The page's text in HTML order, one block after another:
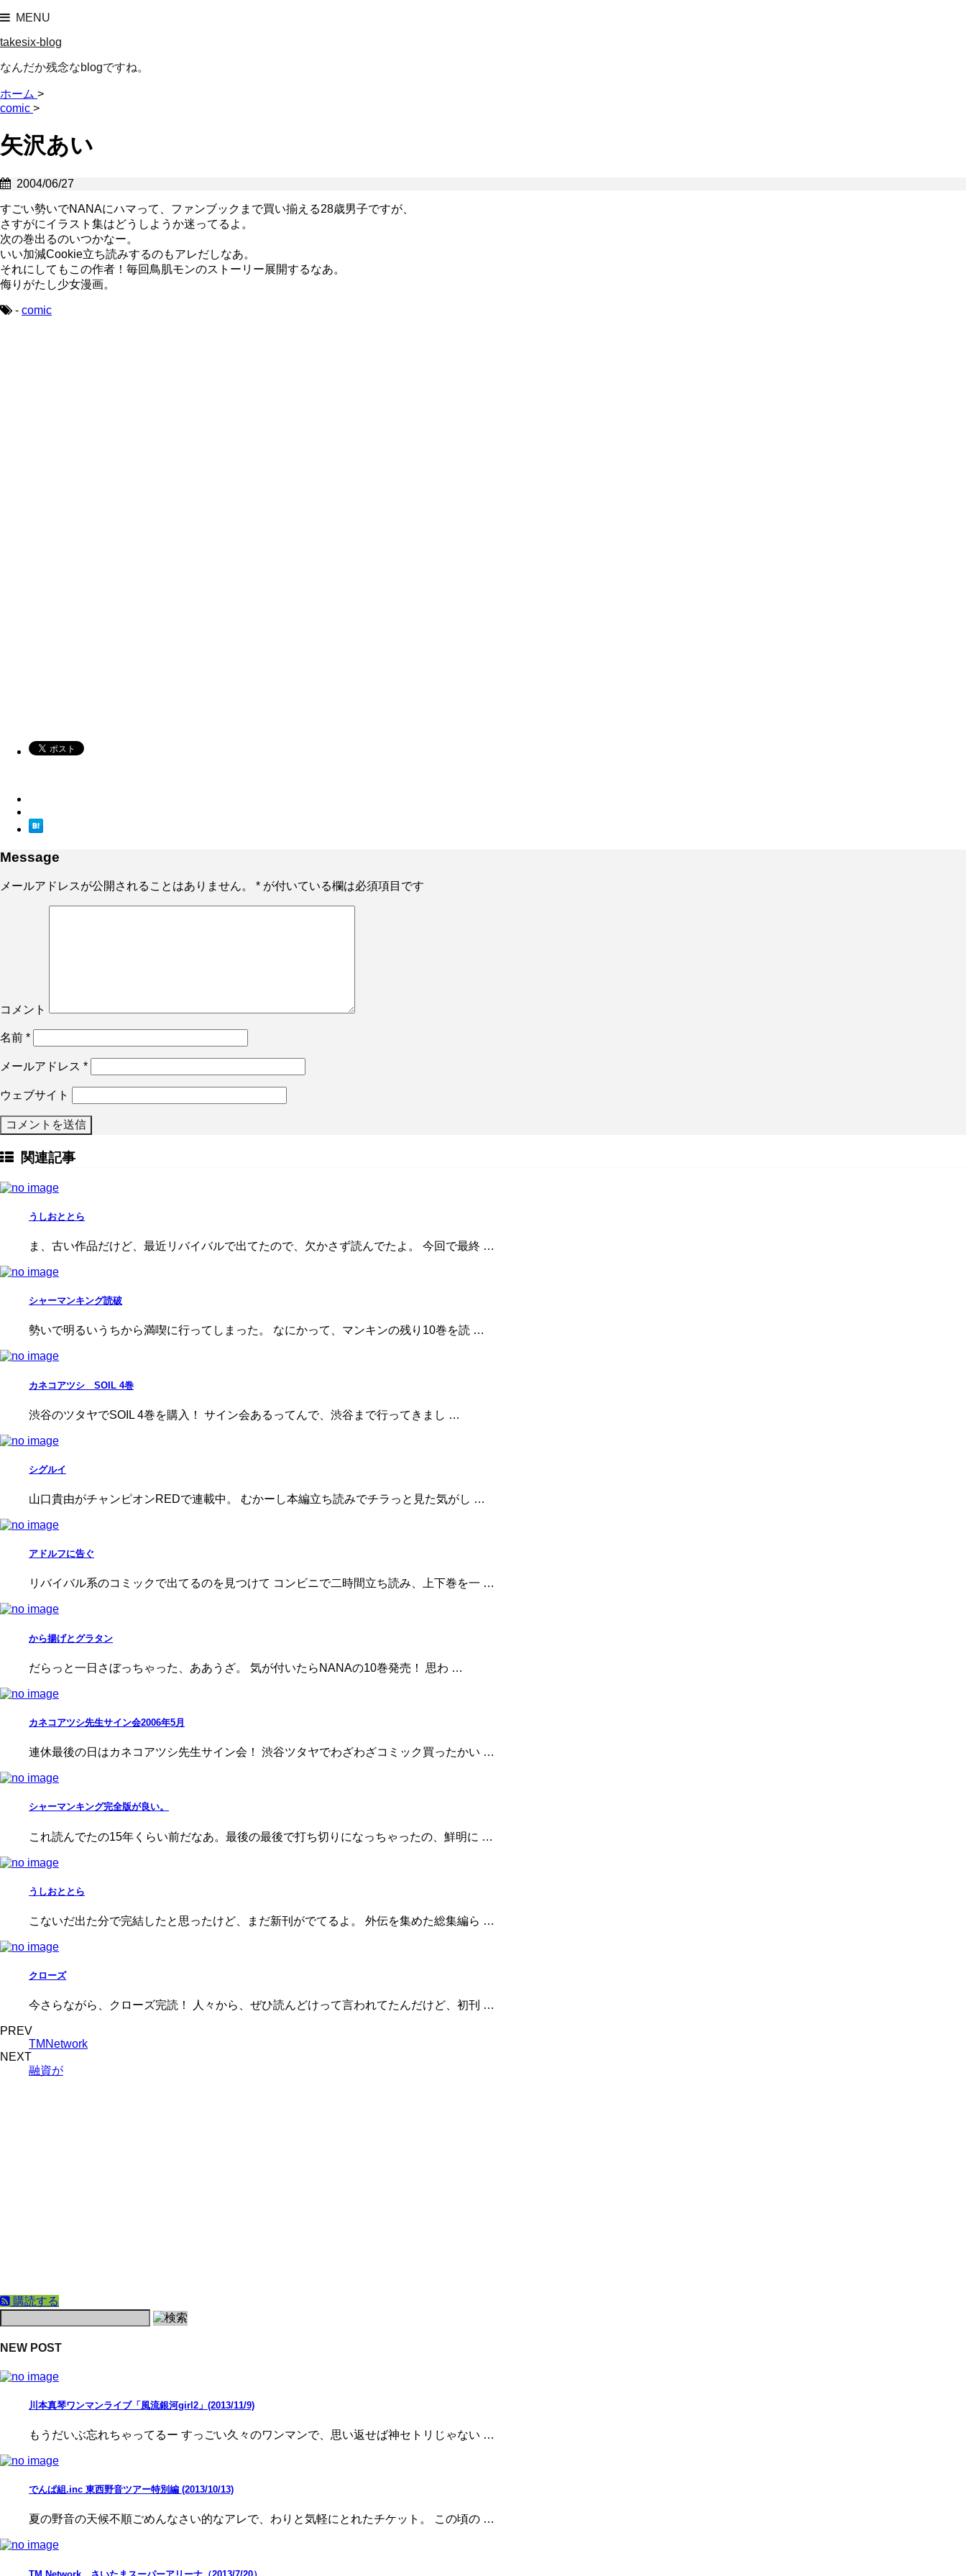
MENU
takesix-blog
なんだか残念なblogですね。
ホーム >
comic >
矢沢あい
2004/06/27
すごい勢いでNANAにハマって、ファンブックまで買い揃える28歳男子ですが、
さすがにイラスト集はどうしようか迷ってるよ。
次の巻出るのいつかなー。
いい加減Cookie立ち読みするのもアレだしなあ。
それにしてもこの作者！毎回鳥肌モンのストーリー展開するなあ。
侮りがたし少女漫画。
- comic
Message
メールアドレスが公開されることはありません。 * が付いている欄は必須項目です
コメント
名前 *
メールアドレス *
ウェブサイト
関連記事
うしおととら
ま、古い作品だけど、最近リバイバルで出てたので、欠かさず読んでたよ。 今回で最終 …
シャーマンキング読破
勢いで明るいうちから満喫に行ってしまった。 なにかって、マンキンの残り10巻を読 …
カネコアツシ SOIL 4巻
渋谷のツタヤでSOIL 4巻を購入！ サイン会あるってんで、渋谷まで行ってきまし …
シグルイ
山口貴由がチャンピオンREDで連載中。 むかーし本編立ち読みでチラっと見た気がし …
アドルフに告ぐ
リバイバル系のコミックで出てるのを見つけて コンビニで二時間立ち読み、上下巻を一 …
から揚げとグラタン
だらっと一日さぼっちゃった、ああうざ。 気が付いたらNANAの10巻発売！ 思わ …
カネコアツシ先生サイン会2006年5月
連休最後の日はカネコアツシ先生サイン会！ 渋谷ツタヤでわざわざコミック買ったかい …
シャーマンキング完全版が良い。
これ読んでたの15年くらい前だなあ。最後の最後で打ち切りになっちゃったの、鮮明に …
うしおととら
こないだ出た分で完結したと思ったけど、まだ新刊がでてるよ。 外伝を集めた総集編ら …
クローズ
今さらながら、クローズ完読！ 人々から、ぜひ読んどけって言われてたんだけど、初刊 …
PREV
TMNetwork
NEXT
融資が
購読する
NEW POST
川本真琴ワンマンライブ「風流銀河girl2」(2013/11/9)
もうだいぶ忘れちゃってるー すっごい久々のワンマンで、思い返せば神セトリじゃない …
でんぱ組.inc 東西野音ツアー特別編 (2013/10/13)
夏の野音の天候不順ごめんなさい的なアレで、わりと気軽にとれたチケット。 この頃の …